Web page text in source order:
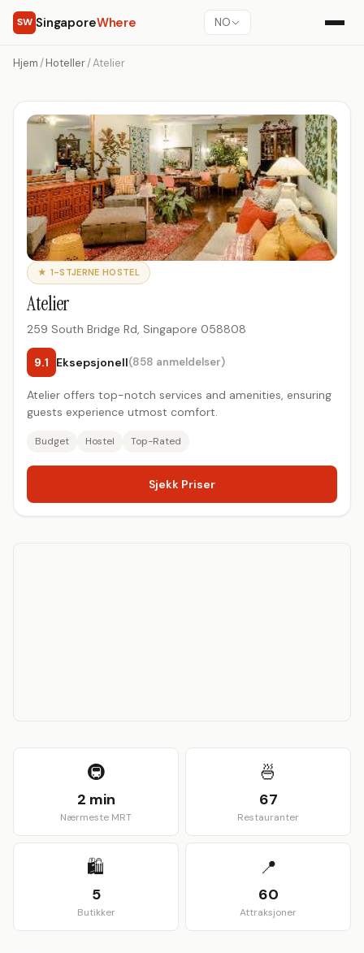
SW SingaporeWhere NO
Hjem /Hoteller/Atelier
★ 1-STJERNE HOSTEL
Atelier
259 South Bridge Rd, Singapore 058808
9.1 Eksepsjonell(858 anmeldelser)
Atelier offers top-notch services and amenities, ensuring
guests experience utmost comfort.
Budget Hostel Top-Rated
Sjekk Priser
🚇
2 min
Nærmeste MRT
🍜
67
Restauranter
🛍️
5
Butikker
📍
60
Attraksjoner